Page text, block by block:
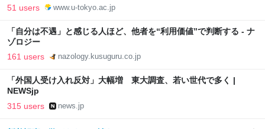
51 users www.u-tokyo.ac.jp
「自分は不遇」と感じる人ほど、他者を“利用価値”で判断する - ナ
ゾロジー
161 users nazology.kusuguru.co.jp
「外国人受け入れ反対」大幅増 東大調査、若い世代で多く |
NEWSjp
315 users news.jp